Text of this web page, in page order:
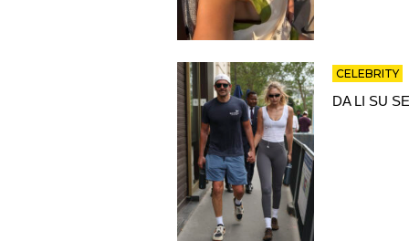
CELEBRITY
DA LI SU